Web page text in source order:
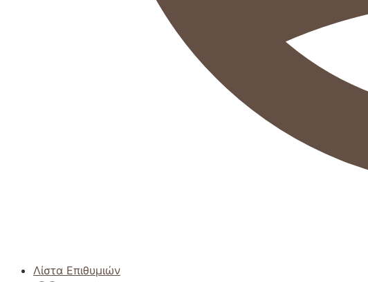
Λίστα Επιθυμιών